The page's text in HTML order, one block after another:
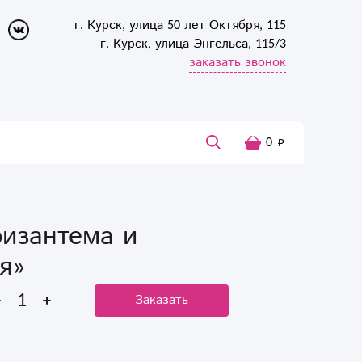
г. Курск, улица 50 лет Октября, 115
г. Курск, улица Энгельса, 115/3
заказать звонок
0
и
Заказать